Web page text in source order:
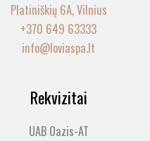
Platiniškių 6A, Vilnius
+370 649 63333
info@loviaspa.lt
Rekvizitai
UAB Oazis-AT